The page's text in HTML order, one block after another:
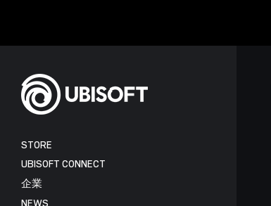
STORE
UBISOFT CONNECT
企業
NEWS